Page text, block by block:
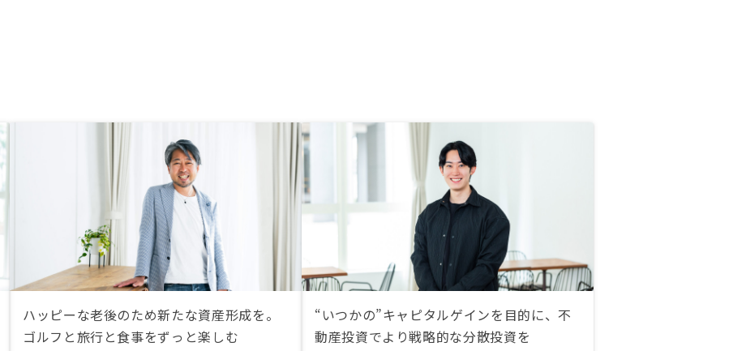
ハッピーな老後のため新たな資産形成を。
ゴルフと旅行と食事をずっと楽しむ
“いつかの”キャピタルゲインを目的に、不
動産投資でより戦略的な分散投資を